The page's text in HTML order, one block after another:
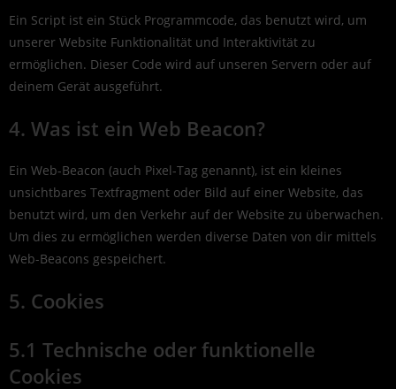
Ein Script ist ein Stück Programmcode, das benutzt wird, um
unserer Website Funktionalität und Interaktivität zu
ermöglichen. Dieser Code wird auf unseren Servern oder auf
deinem Gerät ausgeführt.
4. Was ist ein Web Beacon?
Ein Web-Beacon (auch Pixel-Tag genannt), ist ein kleines
unsichtbares Textfragment oder Bild auf einer Website, das
benutzt wird, um den Verkehr auf der Website zu überwachen.
Um dies zu ermöglichen werden diverse Daten von dir mittels
Web-Beacons gespeichert.
5. Cookies
5.1 Technische oder funktionelle
Cookies